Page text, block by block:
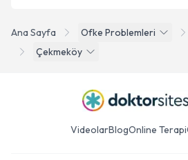
Ana Sayfa Ofke Problemleri
Çekmeköy
VideolarBlogOnline Terapi